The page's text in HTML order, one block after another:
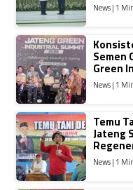
News | 1
Semen
Green
News | 1
Temu
Jateng
News | 1